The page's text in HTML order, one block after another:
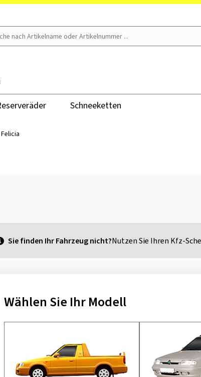
Schneeketten
Felicia
Sie finden Ihr Fahrzeug nicht?Nutzen Sie Ihren Kfz-
Wählen Sie Ihr Modell